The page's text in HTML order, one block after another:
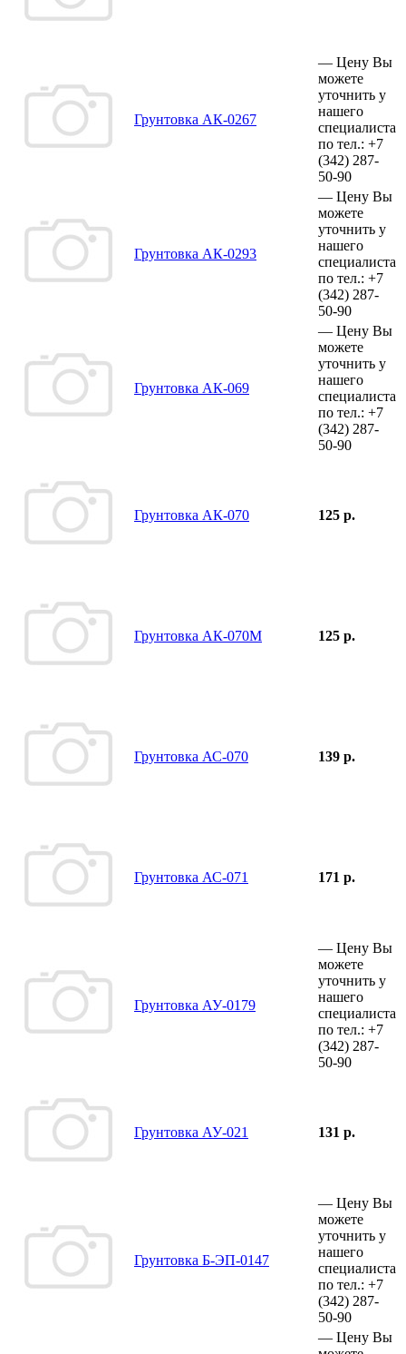
Грунтовка АК-0267
— Цену Вы
можете
уточнить у
нашего
специалиста
по тел.: +7
(342) 287-
50-90
Грунтовка АК-0293
— Цену Вы
можете
уточнить у
нашего
специалиста
по тел.: +7
(342) 287-
50-90
Грунтовка АК-069
— Цену Вы
можете
уточнить у
нашего
специалиста
по тел.: +7
(342) 287-
50-90
Грунтовка АК-070 125 р.
Грунтовка АК-070М 125 р.
Грунтовка АС-070 139 р.
Грунтовка АС-071 171 р.
Грунтовка АУ-0179
— Цену Вы
можете
уточнить у
нашего
специалиста
по тел.: +7
(342) 287-
50-90
Грунтовка АУ-021 131 р.
Грунтовка Б-ЭП-0147
— Цену Вы
можете
уточнить у
нашего
специалиста
по тел.: +7
(342) 287-
50-90
— Цену Вы